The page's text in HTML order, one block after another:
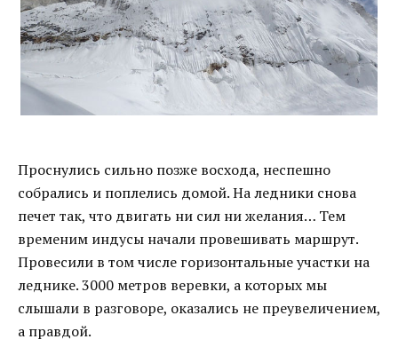
Проснулись сильно позже восхода, неспешно
собрались и поплелись домой. На ледники снова
печет так, что двигать ни сил ни желания… Тем
временим индусы начали провешивать маршрут.
Провесили в том числе горизонтальные участки на
леднике. 3000 метров веревки, а которых мы
слышали в разговоре, оказались не преувеличением,
а правдой.